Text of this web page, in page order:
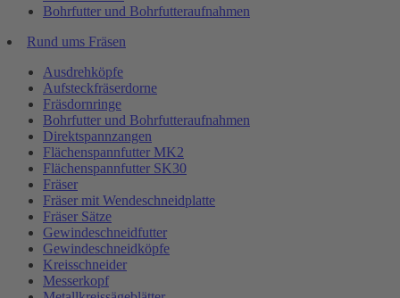
Bohrfutter und Bohrfutteraufnahmen
Rund ums Fräsen
Ausdrehköpfe
Aufsteckfräserdorne
Fräsdornringe
Bohrfutter und Bohrfutteraufnahmen
Direktspannzangen
Flächenspannfutter MK2
Flächenspannfutter SK30
Fräser
Fräser mit Wendeschneidplatte
Fräser Sätze
Gewindeschneidfutter
Gewindeschneidköpfe
Kreisschneider
Messerkopf